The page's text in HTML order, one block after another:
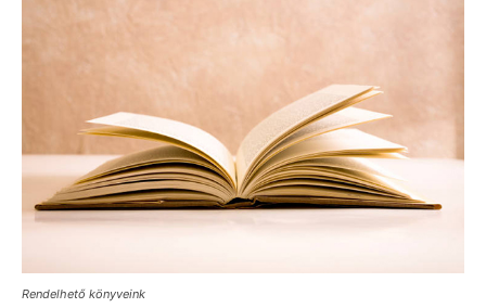
Rendelhető könyveink